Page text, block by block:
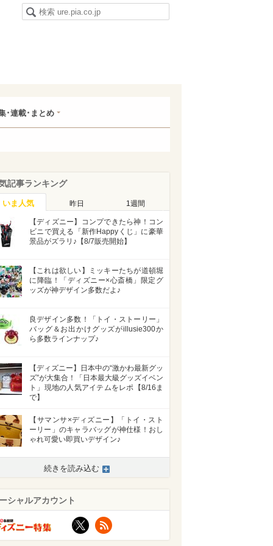
･連載･まとめ
記事ランキング
いま人気 昨日 1週間
【ディズニー】コンプできたら神！コン
ビニで買える「新作Happyくじ」に豪華
景品がズラリ♪【8/7販売開始】
【これは欲しい】ミッキーたちが道頓堀
に降臨！「ディズニー×心斎橋」限定グ
ッズが神デザイン多数だよ♪
良デザイン多数！「トイ・ストーリー」
バッグ＆お出かけグッズがillusie300か
ら多数ラインナップ♪
【ディズニー】日本中の“激かわ最新グッ
ズ”が大集合！「日本最大級グッズイベン
ト」現地の人気アイテムをレポ【8/16ま
で】
【サマンサ×ディズニー】「トイ・スト
ーリー」のキャラバッグが神仕様！おし
ゃれ可愛い即買いデザイン♪
続きを読み込む
シャルアカウント
X